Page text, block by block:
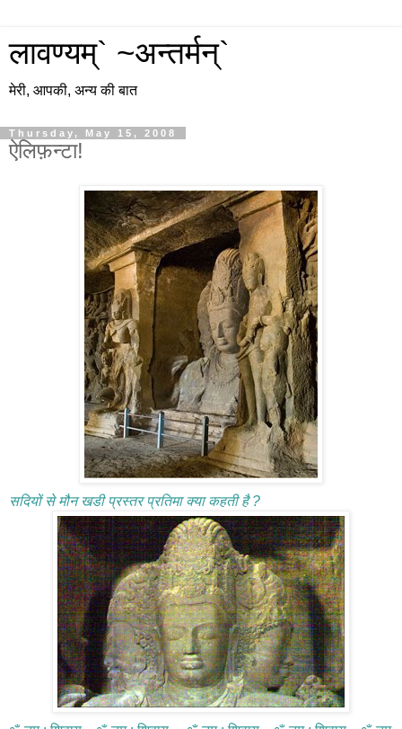
लावण्यम्` ~अन्तर्मन्`
मेरी, आपकी, अन्य की बात
Thursday, May 15, 2008
ऐलिफ़न्टा!
सदियों से मौन खडी प्रस्तर प्रतिमा क्या कहती है ?